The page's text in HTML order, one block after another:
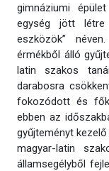
gimnáziumi
egység jött létre
eszközök”
érmékből álló
latin szakos
darabosra
fokozódott és
ebben az
gyűjteményt
magyar-latin
államsegélyből